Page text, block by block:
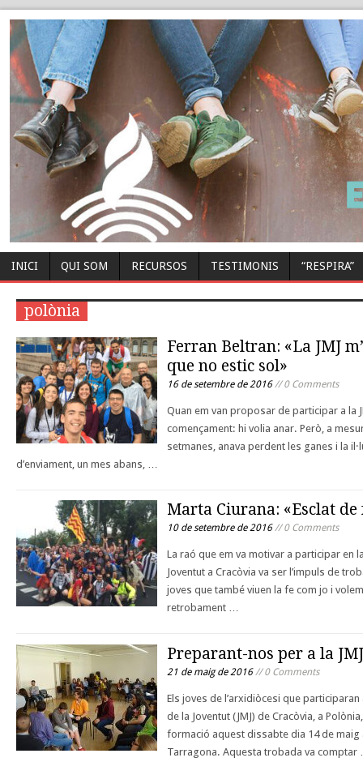
INICI QUI SOM RECURSOS TESTIMONIS “RESPIRA”
polònia
Ferran Beltran: «La JMJ
que no estic sol»
16 de setembre de 2016// 0 Comments
Quan em van proposar de participar a la
començament: hi volia anar. Però, a
setmanes, anava perdent les ganes i la
d’enviament, un mes abans, …
Marta Ciurana: «Esclat de
10 de setembre de 2016// 0 Comments
La raó que em va motivar a participar en
Joventut a Cracòvia va ser l’impuls de
joves que també viuen la fe com jo i
retrobament …
Preparant-nos per a la
21 de maig de 2016// 0 Comments
Els joves de l’arxidiòcesi que
de la Joventut (JMJ) de Cracòvia, a
formació aquest dissabte dia 14 de maig
Tarragona. Aquesta trobada va